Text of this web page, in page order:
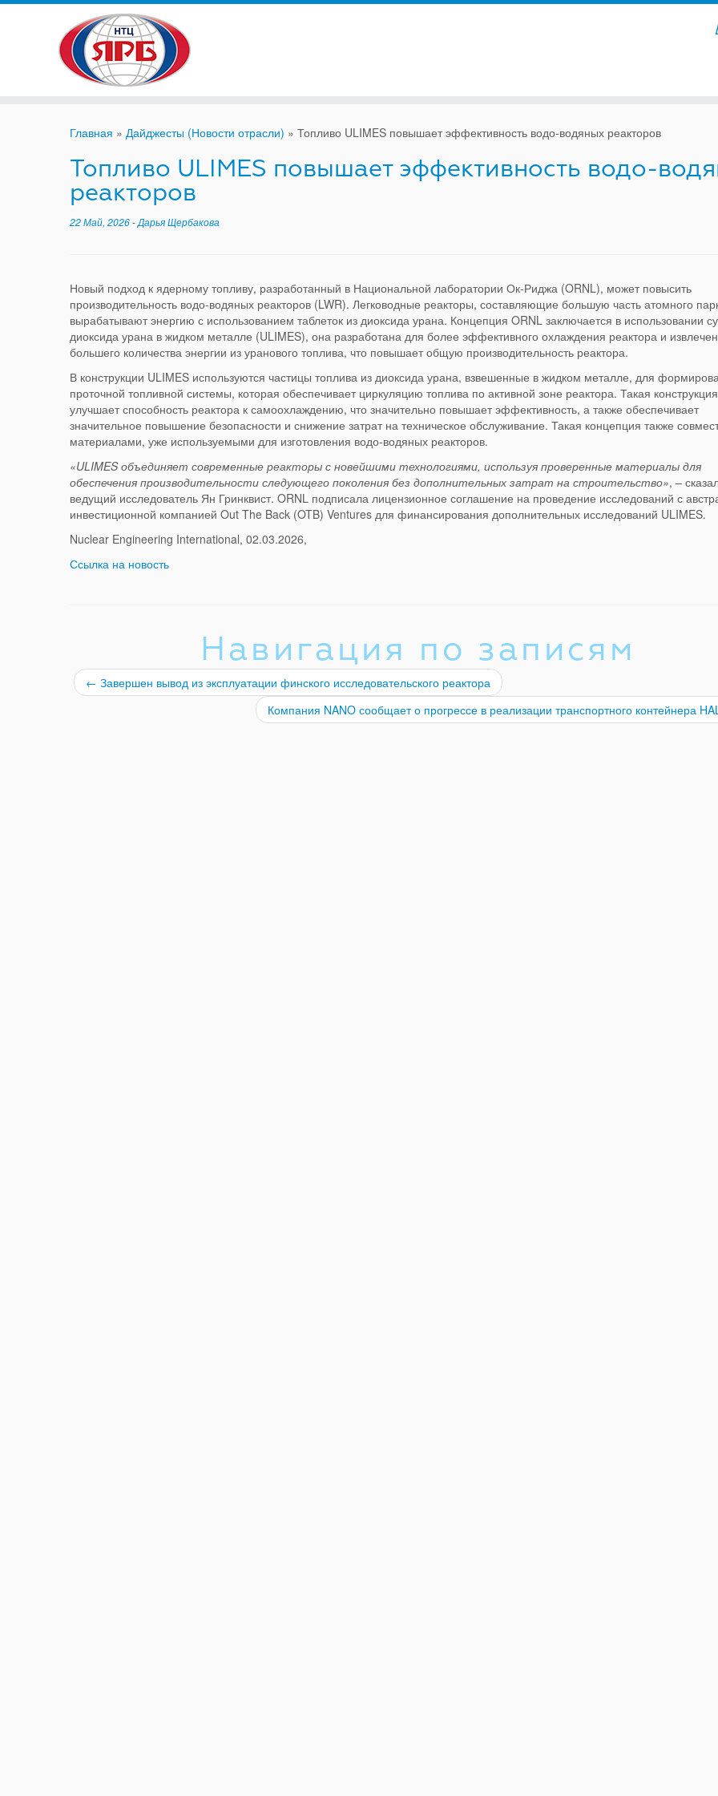
Skip
Главная » Дайджесты (Новости отрасли) » Топливо ULIMES повышает эффективность водо-водяных реакторов
Топливо ULIMES повышает эффективность водо-
реакторов
22 Май, 2026-Дарья Щербакова
Новый подход к ядерному топливу, разработанный в Национальной лаборатории Ок-Риджа (ORNL), может повысить
производительность водо-водяных реакторов (LWR). Легководные реакторы, составляющие большую часть атомного
вырабатывают энергию с использованием таблеток из диоксида урана. Концепция ORNL заключается в использовании
диоксида урана в жидком металле (ULIMES), она разработана для более эффективного охлаждения реактора и
большего количества энергии из уранового топлива, что повышает общую производительность реактора.
В конструкции ULIMES используются частицы топлива из диоксида урана, взвешенные в жидком металле, для
проточной топливной системы, которая обеспечивает циркуляцию топлива по активной зоне реактора. Такая конструкция
улучшает способность реактора к самоохлаждению, что значительно повышает эффективность, а также обеспечивает
значительное повышение безопасности и снижение затрат на техническое обслуживание. Такая концепция также
материалами, уже используемыми для изготовления водо-водяных реакторов.
«ULIMES объединяет современные реакторы с новейшими технологиями, используя проверенные материалы для
обеспечения производительности следующего поколения без дополнительных затрат на строительство», –
ведущий исследователь Ян Гринквист. ORNL подписала лицензионное соглашение на проведение исследований с
инвестиционной компанией Out The Back (OTB) Ventures для финансирования дополнительных исследований ULIMES.
Nuclear Engineering International, 02.03.2026,
Ссылка на новость
Навигация по записям
← Завершен вывод из эксплуатации финского исследовательского реактора
Компания NANO сообщает о прогрессе в реализации транспортного контейнера